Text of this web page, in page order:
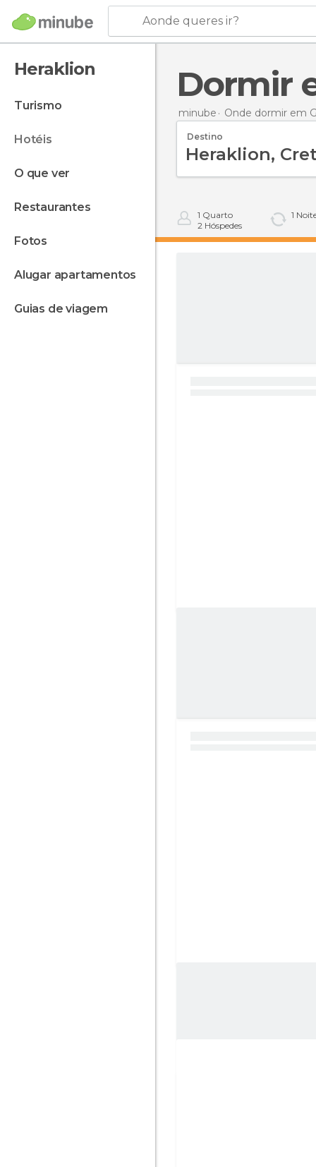
Aonde queres ir?
Heraklion
turismo
hotéis
o que ver
restaurantes
fotos
alugar apartamentos
guias de viagem
minube Onde dormir em
Destino
1 Quarto
2 Hóspedes
1